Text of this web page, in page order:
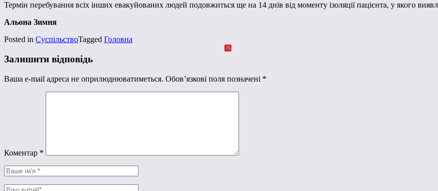
Термін перебування всіх інших евакуйованих людей подовжиться ще на 14 днів від моменту ізоляції пацієнта, у якого
Альона Зимня
Posted in СуспільствоTagged Головна
Залишити відповідь
Ваша e-mail адреса не оприлюднюватиметься. Обов’язкові поля позначені *
Коментар *